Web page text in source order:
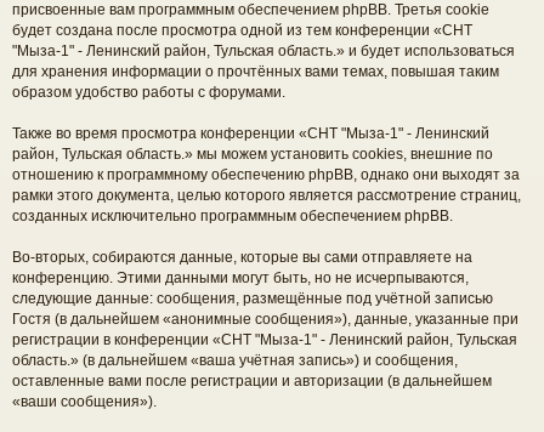
присвоенные вам программным обеспечением phpBB. Третья cookie
будет создана после просмотра одной из тем конференции «СНТ
"Мыза-1" - Ленинский район, Тульская область.» и будет использоваться
для хранения информации о прочтённых вами темах, повышая таким
образом удобство работы с форумами.
Также во время просмотра конференции «СНТ "Мыза-1" - Ленинский
район, Тульская область.» мы можем установить cookies, внешние по
отношению к программному обеспечению phpBB, однако они выходят за
рамки этого документа, целью которого является рассмотрение страниц,
созданных исключительно программным обеспечением phpBB.
Во-вторых, собираются данные, которые вы сами отправляете на
конференцию. Этими данными могут быть, но не исчерпываются,
следующие данные: сообщения, размещённые под учётной записью
Гостя (в дальнейшем «анонимные сообщения»), данные, указанные при
регистрации в конференции «СНТ "Мыза-1" - Ленинский район, Тульская
область.» (в дальнейшем «ваша учётная запись») и сообщения,
оставленные вами после регистрации и авторизации (в дальнейшем
«ваши сообщения»).